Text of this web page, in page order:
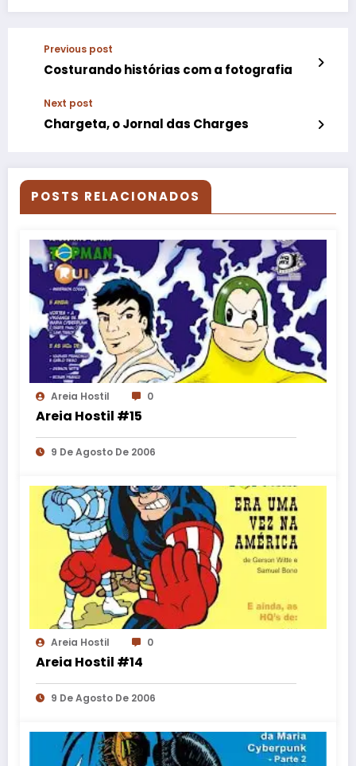
Previous post
Costurando histórias com a fotografia
Next post
Chargeta, o Jornal das Charges
POSTS RELACIONADOS
Areia Hostil 0
Areia Hostil #15
9 De Agosto De 2006
Areia Hostil 0
Areia Hostil #14
9 De Agosto De 2006